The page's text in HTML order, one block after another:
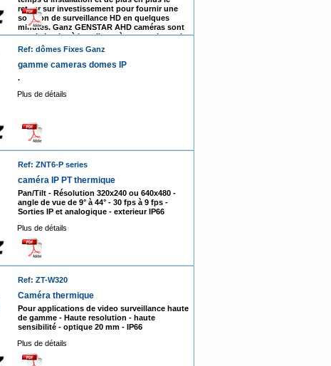
retour sur investissement pour fournir une
solution de surveillance HD en quelques
minutes. Ganz GENSTAR AHD caméras sont
aussi simples à installer et à entretenir que les
solutions analogiques traditionnelles. Ils sont
capables de fournir des vidéos HD 1080p -
capture plus de 4x la résolution des plus
Disponible en 1080p balle et modèles mini
dôme.
Ref: dômes Fixes Ganz
gamme cameras domes IP
.
Plus de détails
Ref: ZNT6-P series
caméra IP PT thermique
Pan/Tilt - Résolution 320x240 ou 640x480 -
angle de vue de 9° à 44° - 30 fps à 9 fps -
Sorties IP et analogique - exterieur IP66
Plus de détails
Ref: ZT-W320
Caméra thermique
Pour applications de video surveillance haute
de gamme - Haute resolution - haute
sensibilité - optique 20 mm - IP66
Plus de détails